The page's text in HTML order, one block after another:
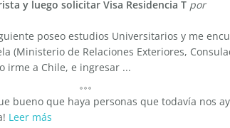
y luego solicitar Visa Residencia T por
poseo estudios Universitarios y me
(Ministerio de Relaciones Exteriores,
irme a Chile, e ingresar ...
bueno que haya personas que todavía nos
Leer más